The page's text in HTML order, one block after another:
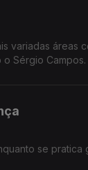
variadas áreas
Sérgio Campos.
se pratica